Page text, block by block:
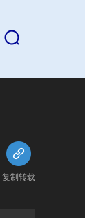
复制转载